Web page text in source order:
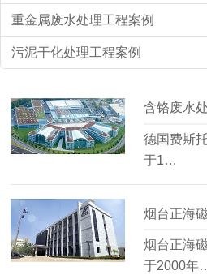
重金属废水处理工程案例
污泥干化处理工程案例
德国费斯
于1…
烟台正海
于2000年